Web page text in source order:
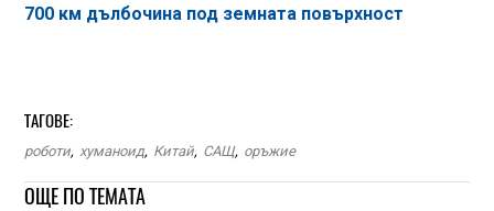
700 км дълбочина под земната повърхност
ТАГОВЕ:
роботи, хуманоид, Китай, САЩ, оръжие
ОЩЕ ПО ТЕМАТА